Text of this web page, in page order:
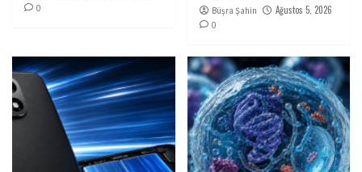
0 Büşra Şahin Ağustos 5, 2026
0